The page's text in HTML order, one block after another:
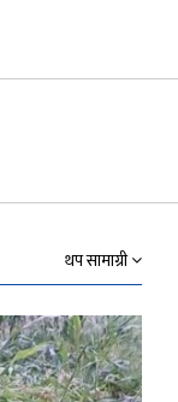
थप सामाग्री